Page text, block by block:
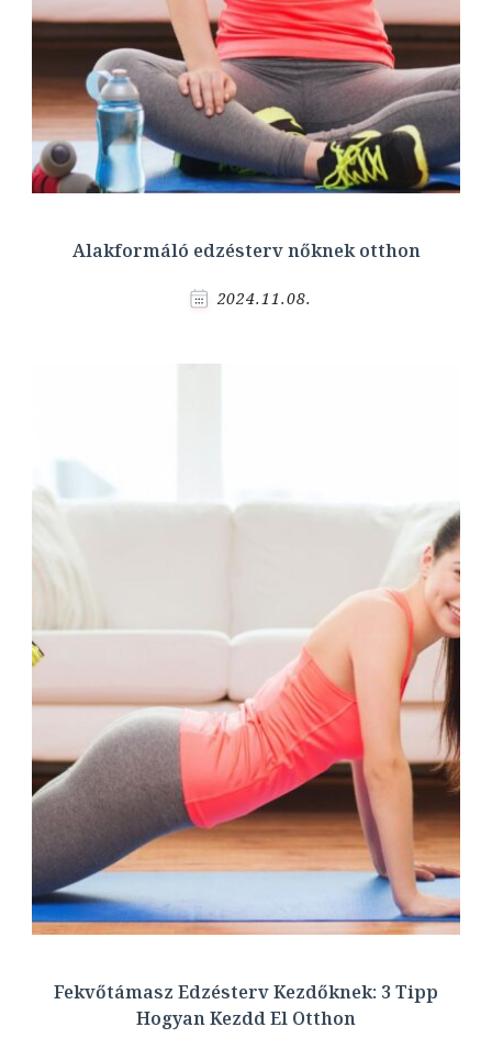
Alakformáló edzésterv nőknek otthon
2024.11.08.
Fekvőtámasz Edzésterv Kezdőknek: 3 Tipp
Hogyan Kezdd El Otthon